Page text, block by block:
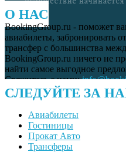
О НАС
BookingGroup.ru - поможет
авиабилеты, забронировать
трансфер с большинства
BookingGroup.ru ничего не
найти самое выгодное
Свяжитесь с нами:
СЛЕДУЙТЕ ЗА
Авиабилеты
Гостиницы
Прокат Авто
Трансферы